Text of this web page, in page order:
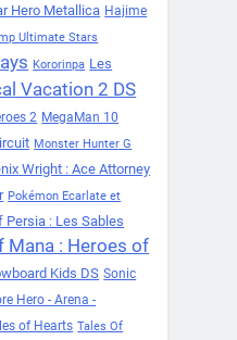
Hero Metallica Hajime
Ultimate Stars
Kororinpa Les
Vacation 2 DS
2 MegaMan 10
Monster Hunter G
Wright : Ace Attorney
Pokémon Ecarlate et
Persia : Les Sables
Mana : Heroes of
Kids DS Sonic
Hero - Arena -
of Hearts Tales Of